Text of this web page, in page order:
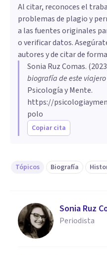
Al citar, reconoces el
problemas de plagio y
a las fuentes originales
o verificar datos.
autores y de citar de
Sonia Ruz Comas. (
biografía de este
Psicología y Mente.
https://
polo
Copiar cita
Tópicos Biografía
Sonia Ruz
Periodista